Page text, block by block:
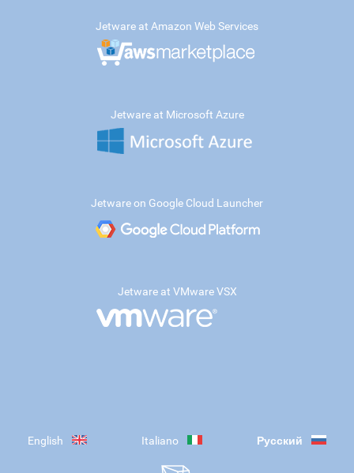
Jetware at Amazon Web Services
Jetware at Microsoft Azure
Jetware on Google Cloud Launcher
Jetware at VMware VSX
English Italiano Русский